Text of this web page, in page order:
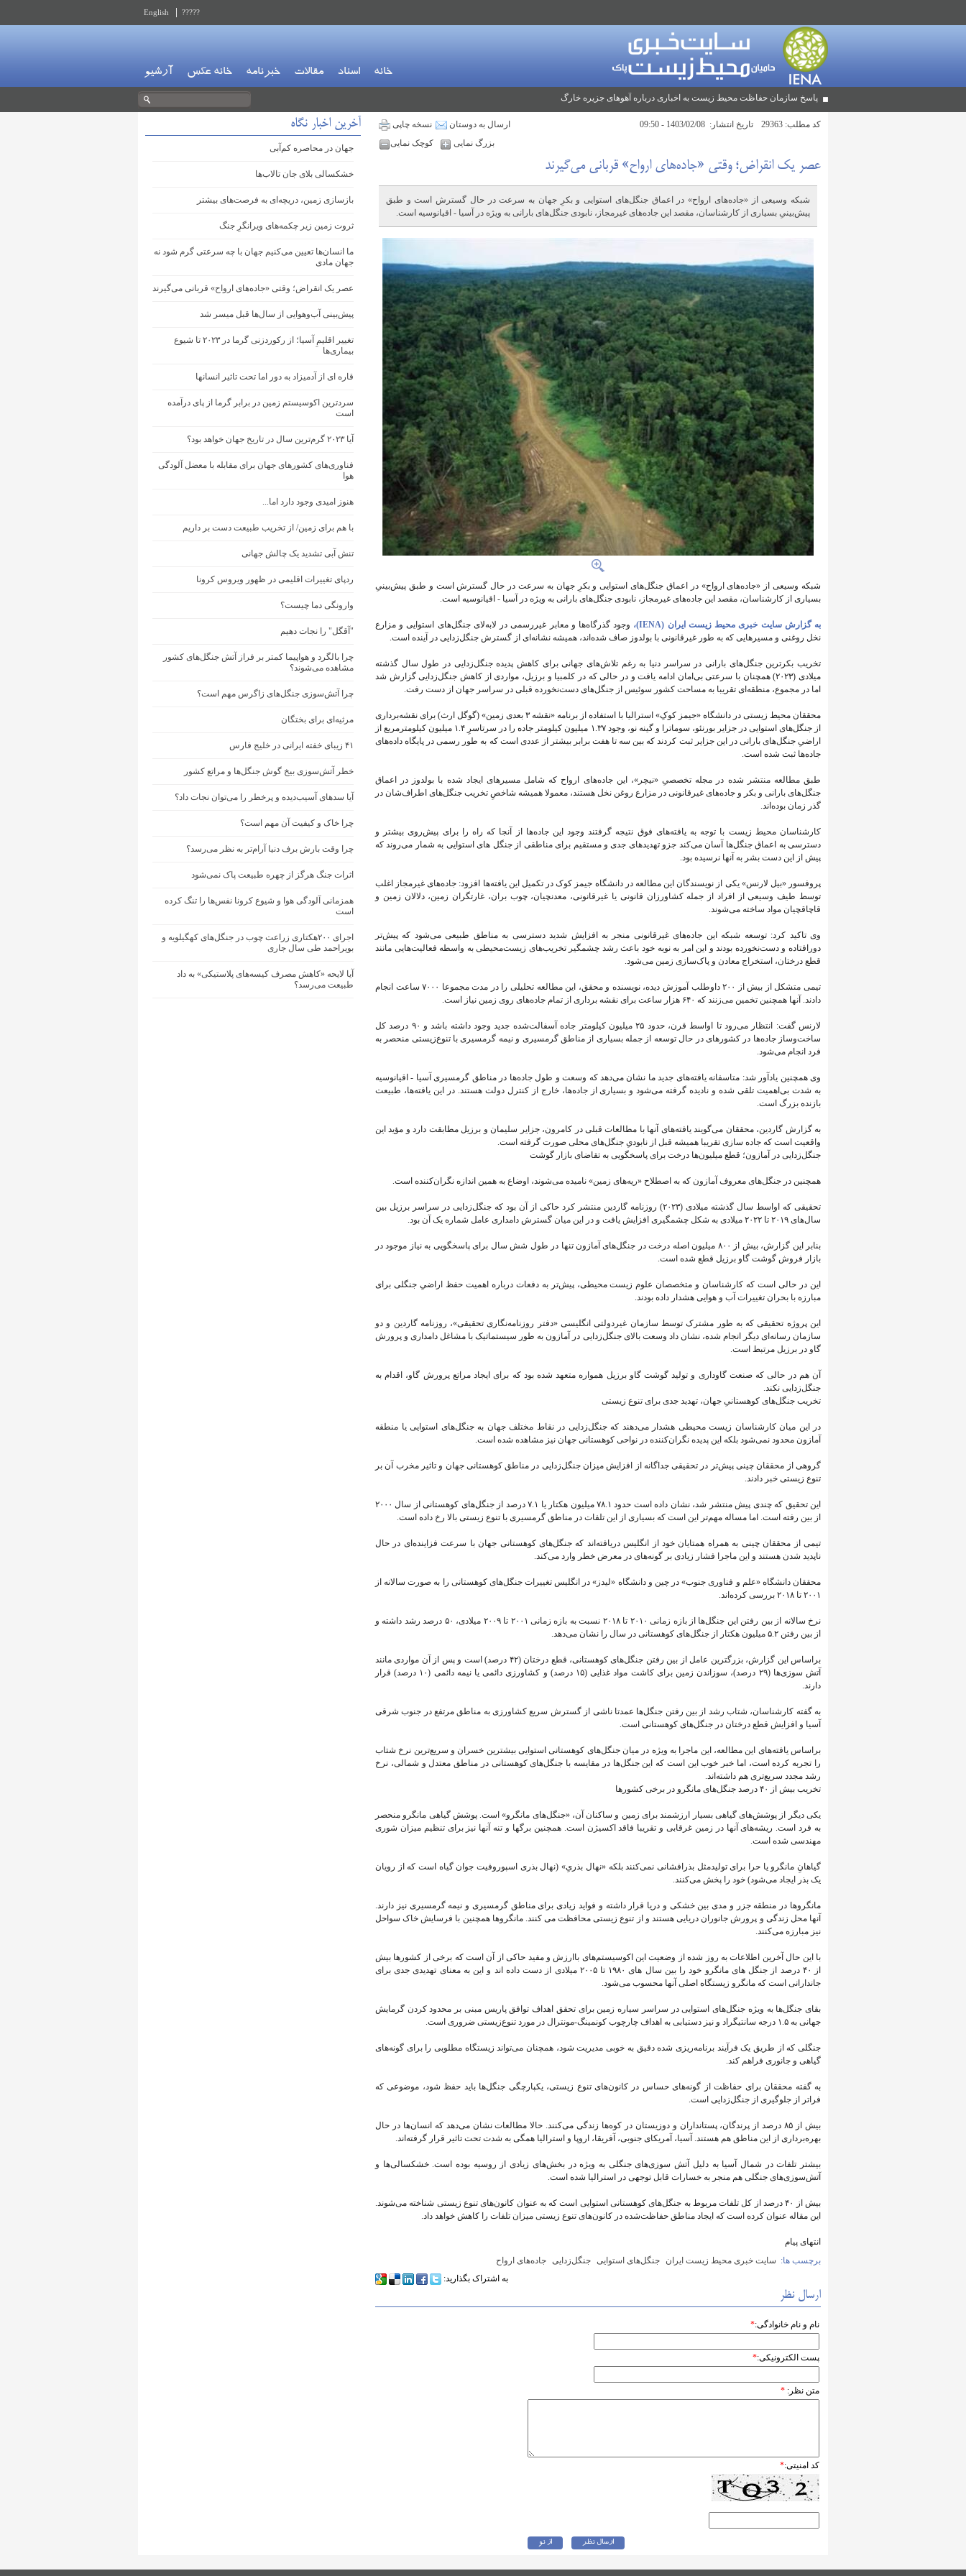
?????
English
خانه اسناد مقالات خبرنامه خانه عکس آرشیو
پاسخ سازمان حفاظت محیط زیست به اخباری درباره آهوهای جزیره خارگ
کد مطلب: تاریخ انتشار: نسخه چاپی
ارسال به دوستان
بزرگ نمایی
کوچک نمایی
عصر یک انقراض؛ وقتی «جاده‌های ارواح» قربانی می‌گیرند
شبکه وسیعی از «جاده‌های ارواح» در اعماق جنگل‌های استوایی و بکرِ جهان به سرعت در حال گسترش است و طبق
پیش‌بینیِ بسیاری از کارشناسان، مقصد این جاده‌های غیرمجاز، نابودی جنگل‌های بارانی به ویژه در آسیا - اقیانوسیه است.
شبکه وسیعی از «جاده‌های ارواح» در اعماق جنگل‌های استوایی و بکرِ جهان به سرعت در حال گسترش است و طبق پیش‌بینیِ
بسیاری از کارشناسان، مقصد این جاده‌های غیرمجاز، نابودی جنگل‌های بارانی به ویژه در آسیا - اقیانوسیه است.
به گزارش سایت خبری محیط زیست ایران (IENA)،
وجود گذرگاه‌ها و معابر غیررسمی در لابه‌لای جنگل‌های استوایی و مزارع
نخل روغنی و مسیرهایی که به طور غیرقانونی با بولدوز صاف شده‌اند، همیشه نشانه‌ای از گسترش جنگل‌زدایی در آینده است.
تخریب بکرترین جنگل‌های بارانی در سراسر دنیا به رغم تلاش‌های جهانی برای کاهش پدیده جنگل‌زدایی در طول سال گذشته
میلادی (۲۰۲۳) همچنان با سرعتی بی‌امان ادامه یافت و در حالی که در کلمبیا و برزیل، مواردی از کاهش جنگل‌زدایی گزارش شد
اما در مجموع، منطقه‌ای تقریبا به مساحت کشور سوئیس از جنگل‌های دست‌نخورده قبلی در سراسر جهان از دست رفت.
محققان محیط زیستی در دانشگاه «جیمز کوکِ» استرالیا با استفاده از برنامه «نقشه ۳ بعدی زمین» (گوگل ارث) برای نقشه‌برداری
از جنگل‌های استوایی در جزایر بورنئو، سوماترا و گینه نو، وجود ۱.۳۷ میلیون کیلومتر جاده را در سرتاسرِ ۱.۴ میلیون کیلومترمربع از
اراضیِ جنگل‌های بارانی در این جزایر ثبت کردند که بین سه تا هفت برابر بیشتر از عددی است که به طور رسمی در پایگاه داده‌های
جاده‌ها ثبت شده است.
طبق مطالعه منتشر شده در مجله تخصصیِ «نیچر»، این جاده‌های ارواح که شامل مسیرهای ایجاد شده با بولدوز در اعماق
جنگل‌های بارانی و بکر و جاده‌های غیرقانونی در مزارع روغن نخل هستند، معمولا همیشه شاخصِ تخریب جنگل‌های اطراف‌شان در
گذر زمان بوده‌اند.
کارشناسان محیط زیست با توجه به یافته‌های فوق نتیجه گرفتند وجود این جاده‌ها از آنجا که راه را برای پیش‌روی بیشتر و
دسترسی به اعماق جنگل‌ها آسان می‌کند جزو تهدیدهای جدی و مستقیم برای مناطقی از جنگل های استوایی‌ به شمار می‌روند که
پیش از این دست بشر به آنها نرسیده بود.
پروفسور «بیل لارنس» یکی از نویسندگان این مطالعه در دانشگاه جیمز کوک در تکمیل این یافته‌ها افزود: جاده‌های غیرمجاز اغلب
توسط طیف وسیعی از افراد از جمله کشاورزان قانونی یا غیرقانونی، معدنچیان، چوب بران، غارتگران زمین، دلالان زمین و
قاچاقچیان مواد ساخته می‌شوند.
وی تاکید کرد: توسعه شبکه این جاده‌های غیرقانونی منجر به افزایش شدید دسترسی به مناطق طبیعی می‌شود که پیش‌تر
دورافتاده و دست‌نخورده بودند و این امر به نوبه خود باعث رشد چشمگیر تخریب‌های زیست‌محیطی به واسطه فعالیت‌هایی مانند
قطع درختان، استخراج معادن و پاک‌سازی زمین می‌شود.
تیمی متشکل از بیش از ۲۰۰ داوطلب آموزش دیده، نویسنده و محقق، این مطالعه تحلیلی را در مدت مجموعا ۷۰۰۰ ساعت انجام
دادند. آنها همچنین تخمین می‌زنند که ۶۴۰ هزار ساعت برای نقشه برداری از تمام جاده‌های روی زمین نیاز است.
لارنس گفت: انتظار می‌رود تا اواسط قرن، حدود ۲۵ میلیون کیلومتر جاده آسفالت‌شده جدید وجود داشته باشد و ۹۰ درصد کل
ساخت‌وساز جاده‌ها در کشورهای در حال توسعه از جمله بسیاری از مناطق گرمسیری و نیمه گرمسیری با تنوع‌زیستی منحصر به‌
فرد انجام می‌شود.
وی همچنین یادآور شد: متاسفانه یافته‌های جدید ما نشان می‌دهد که وسعت و طول جاده‌ها در مناطق گرمسیری آسیا - اقیانوسیه
به‌ شدت بی‌اهمیت تلقی شده و نادیده گرفته می‌شود و بسیاری از جاده‌ها، خارج از کنترل دولت هستند. در این یافته‌ها، طبیعت
بازنده بزرگ است.
به گزارش گاردین، محققان می‌گویند یافته‌های آنها با مطالعات قبلی در کامرون، جزایر سلیمان و برزیل مطابقت دارد و مؤید این
واقعیت است که جاده سازی تقریبا همیشه قبل از نابودیِ جنگل‌های محلی صورت گرفته است.
جنگل‌زدایی در آمازون؛ قطع میلیون‌ها درخت برای پاسخگویی به تقاضای بازار گوشت‌
همچنین در جنگل‌های معروف آمازون که به اصطلاح «ریه‌های زمین» نامیده می‌شوند، اوضاع به همین اندازه نگران‌کننده است.
تحقیقی که اواسط سال گذشته میلادی (۲۰۲۳) روزنامه گاردین منتشر کرد حاکی از آن بود که جنگل‌زدایی در سراسر برزیل بین
سال‌های ۲۰۱۹ تا ۲۰۲۲ میلادی به شکل چشمگیری افزایش یافت و در این میان گسترش دامداری عامل شماره یک آن بود.
بنابر این گزارش، بیش از ۸۰۰ میلیون اصله درخت در جنگل‌های آمازون تنها در طول شش سال برای پاسخگویی به نیاز موجود در
بازار فروش گوشت گاو برزیل قطع شده است.
این در حالی است که کارشناسان و متخصصان علوم زیست محیطی، پیش‌تر به دفعات درباره اهمیت حفظ اراضیِ جنگلی برای
مبارزه با بحران تغییرات آب و هوایی هشدار داده بودند.
این پروژه تحقیقی که به طور مشترک توسط سازمان غیردولتی انگلیسی «دفتر روزنامه‌نگاری تحقیقی»، روزنامه گاردین و دو
سازمان رسانه‌ای دیگر انجام شده، نشان داد وسعت بالای جنگل‌زدایی در آمازون به طور سیستماتیک با مشاغل دامداری و پرورش
گاو در برزیل مرتبط است.
آن هم در حالی که صنعت گاوداری و تولید گوشت گاو برزیل همواره متعهد شده بود که برای ایجاد مراتع پرورش گاو، اقدام به
جنگل‌زدایی نکند.
تخریب جنگل‌های کوهستانیِ جهان، تهدید جدی برای تنوع زیستی
در این میان کارشناسان زیست محیطی هشدار می‌دهند که جنگل‌زدایی در نقاط مختلف جهان به جنگل‌های استوایی یا منطقه
آمازون محدود نمی‌شود بلکه این پدیده نگران‌کننده در نواحی کوهستانی جهان نیز مشاهده شده است.
گروهی از محققان چینی پیش‌تر در تحقیقی جداگانه از افزایش میزان جنگل‌زدایی در مناطق کوهستانی جهان و تاثیر مخرب آن بر
تنوع زیستی خبر دادند.
این تحقیق که چندی پیش منتشر شد، نشان داده است حدود ۷۸.۱ میلیون هکتار یا ۷.۱ درصد از جنگل‌های کوهستانی از سال ۲۰۰۰
از بین رفته است. اما مساله مهم‌تر این است که بسیاری از این تلفات در مناطق گرمسیری با تنوع زیستی بالا رخ داده است.
تیمی از محققان چینی به همراه همتایان خود از انگلیس دریافته‌اند که جنگل‌های کوهستانی جهان با سرعت فزاینده‌ای در حال
ناپدید شدن هستند و این ماجرا فشار زیادی بر گونه‌های در معرض خطر وارد می‌کند.
محققان دانشگاه «علم و فناوری جنوب» در چین و دانشگاه «لیدز» در انگلیس تغییرات جنگل‌های کوهستانی را به صورت سالانه از
۲۰۰۱ تا ۲۰۱۸ بررسی کرده‌اند.
نرخ سالانه از بین‌ رفتن این جنگل‌ها از بازه زمانی ۲۰۱۰ تا ۲۰۱۸ نسبت به بازه زمانی ۲۰۰۱ تا ۲۰۰۹ میلادی، ۵۰ درصد رشد داشته و
از بین رفتن ۵.۲ میلیون هکتار از جنگل‌های کوهستانی در سال را نشان می‌دهد.
براساس این گزارش، بزرگترین عامل از بین رفتن جنگل‌های کوهستانی، قطع درختان (۴۲ درصد) است و پس از آن مواردی مانند
آتش سوزی‌ها (۲۹ درصد)، سوزاندن زمین برای کاشت مواد غذایی (۱۵ درصد) و کشاورزی دائمی یا نیمه دائمی (۱۰ درصد) قرار
دارند.
به گفته کارشناسان، شتاب رشد از بین رفتن جنگل‌ها عمدتا ناشی از گسترش سریع کشاورزی به مناطق مرتفع در جنوب شرقی
آسیا و افزایش قطع درختان در جنگل‌های کوهستانی است.
براساس یافته‌های این مطالعه، این ماجرا به ویژه در میان جنگل‌های کوهستانی استوایی بیشترین خسران و سریع‌ترین نرخ شتاب
را تجربه کرده است، اما خبر خوب این است که این جنگل‌ها در مقایسه با جنگل‌های کوهستانی در مناطق معتدل و شمالی، نرخ
رشد مجدد سریع‌تری هم داشته‌اند.
تخریب بیش از ۴۰ درصد جنگل‌های مانگرو در برخی کشورها
یکی دیگر از پوشش‌های گیاهی بسیار ارزشمند برای زمین و ساکنان آن، «جنگل‌های مانگرو» است. پوشش گیاهی مانگرو منحصر
به فرد است. ریشه‌های آنها در زمین غرقابی و تقریبا فاقد اکسیژن است. همچنین برگها و تنه آنها نیز برای تنظیم میزان شوری
مهندسی شده است.
گیاهانِ مانگرو یا حرا برای تولیدمثل بذرافشانی نمی‌کنند بلکه «نهال بذریِ» (نهال بذری اسپوروفیت جوان گیاه است که از رویان
یک بذر ایجاد می‌شود) خود را پخش می‌کنند.
مانگروها در منطقه جزر و مدی بین خشکی و دریا قرار داشته و فواید زیادی برای مناطق گرمسیری و نیمه گرمسیری نیز دارند.
آنها محل زندگی و پرورش جانوران دریایی هستند و از تنوع زیستی محافظت می کنند. مانگروها همچنین با فرسایش خاک سواحل
نیز مبارزه می‌کنند.
با این حال آخرین اطلاعات به‌ روز شده از وضعیت این اکوسیستم‌های باارزش و مفید حاکی از آن است که برخی از کشورها بیش
از ۴۰ درصد از جنگل های مانگرو خود را بین سال های ۱۹۸۰ تا ۲۰۰۵ میلادی از دست داده اند و این به معنای تهدیدی جدی برای
جاندارانی است که مانگرو زیستگاه اصلی آنها محسوب می‌شود.
بقای جنگل‌ها به ویژه جنگل‌های استوایی در سراسر سیاره زمین برای تحقق اهداف توافق پاریس مبنی بر محدود کردن گرمایش
جهانی به ۱.۵ درجه سانتیگراد و نیز دستیابی به اهداف چارچوب کونمینگ-مونترال در مورد تنوع‌زیستی ضروری است.
جنگلی که از طریق یک فرآیند برنامه‌ریزی شده دقیق به خوبی مدیریت شود، همچنان می‌تواند زیستگاه مطلوبی را برای گونه‌های
گیاهی و جانوری فراهم کند.
به گفته محققان برای حفاظت از گونه‌های حساس در کانون‌های تنوع زیستی، یکپارچگی جنگل‌ها باید حفظ شود، موضوعی که
فراتر از جلوگیری از جنگل‌زدایی است.
بیش از ۸۵ درصد از پرندگان، پستانداران و دوزیستان در کوه‌ها زندگی می‌کنند. حالا مطالعات نشان می‌دهد که انسان‌ها در حال
بهره‌برداری از این مناطق هم هستند. آسیا، آمریکای جنوبی، آفریقا، اروپا و استرالیا همگی به شدت تحت تاثیر قرار گرفته‌اند.
بیشتر تلفات در شمال آسیا به دلیل آتش سوزی‌های جنگلی به ویژه در بخش‌های زیادی از روسیه بوده است. خشکسالی‌ها و
آتش‌سوزی‌های جنگلی هم منجر به خسارات قابل توجهی در استرالیا شده است.
بیش از ۴۰ درصد از کل تلفات مربوط به جنگل‌های کوهستانی استوایی است که به عنوان کانون‌های تنوع زیستی شناخته می‌شوند.
این مقاله عنوان کرده است که ایجاد مناطق حفاظت‌شده در کانون‌های تنوع زیستی میزان تلفات را کاهش خواهد داد.
انتهای پیام
برچسب ها: سایت خبری محیط زیست ایران جنگل‌های استوایی جنگل‌زدایی جاده‌های ارواح
به اشتراک بگذارید:
ارسال نظر
نام و نام خانوادگی:*
پست الکترونیکی:*
متن نظر: *
کد امنیتی:*
آخرین اخبار نگاه
جهان در محاصره کم‌آبی
خشکسالی بلای جان تالاب‌ها
بازسازی زمین، دریچه‌ای به فرصت‌های بیشتر
ثروت زمین زیر چکمه‌های ویرانگرِ جنگ
ما انسان‌ها ‌تعیین می‌کنیم جهان با چه سرعتی گرم شود نه
جهان مادی
عصر یک انقراض؛ وقتی «جاده‌های ارواح» قربانی می‌گیرند
پیش‌بینی آب‌وهوایی از سال‌ها قبل میسر شد
تغییر اقلیمِ آسیا؛ از رکوردزنی گرما در ۲۰۲۳ تا شیوع
بیماری‌ها
قاره ای از آدمیزاد به دور اما تحت تاثیر انسانها
سردترین اکوسیستم زمین در برابر گرما از پای درآمده
است
آیا ۲۰۲۳ گرم‌ترین سال در تاریخ جهان خواهد بود؟
فناوری‌های کشورهای جهان برای مقابله با معضل آلودگی
هوا
هنوز امیدی وجود دارد اما...
با هم برای زمین/ از تخریب طبیعت دست بر داریم
تنش آبی تشدید یک چالش جهانی
ردپای تغییرات اقلیمی در ظهور ویروس کرونا
وارونگی دما چیست؟
"آقگل" را نجات دهیم
چرا بالگرد و هواپیما کمتر بر فراز آتش جنگل‌های کشور
مشاهده می‌شوند؟
چرا آتش‌سوزی جنگل‌های زاگرس مهم است؟
مرثیه‌ای برای بختگان
۴۱ زیبای خفته ایرانی در خلیج فارس
خطر آتش‌سوزی بیخ گوش جنگل‌ها و مراتع کشور
آیا سدهای آسیب‌دیده و پرخطر را می‌توان نجات داد؟
چرا خاک و کیفیت آن مهم است؟
چرا وقت بارش برف دنیا آرام‌تر به نظر می‌رسد؟
اثرات جنگ هرگز از چهره طبیعت پاک نمی‌شود
همزمانی آلودگی هوا و شیوع کرونا نفس‌ها را تنگ کرده
است
اجرای ۲۰۰هکتاری زراعت چوب در جنگل‌های کهگیلویه و
بویراحمد طی سال جاری
آیا لایحه «کاهش مصرف کیسه‌های پلاستیکی» به داد
طبیعت می‌رسد؟